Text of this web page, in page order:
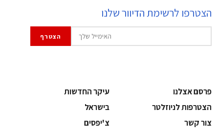
הצטרפו לרשימת הדיוור שלנו
פרסם אצלנו
עיקר החדשות
הצטרפות לניוזלטר
בישראל
צור קשר
צ'יפסים